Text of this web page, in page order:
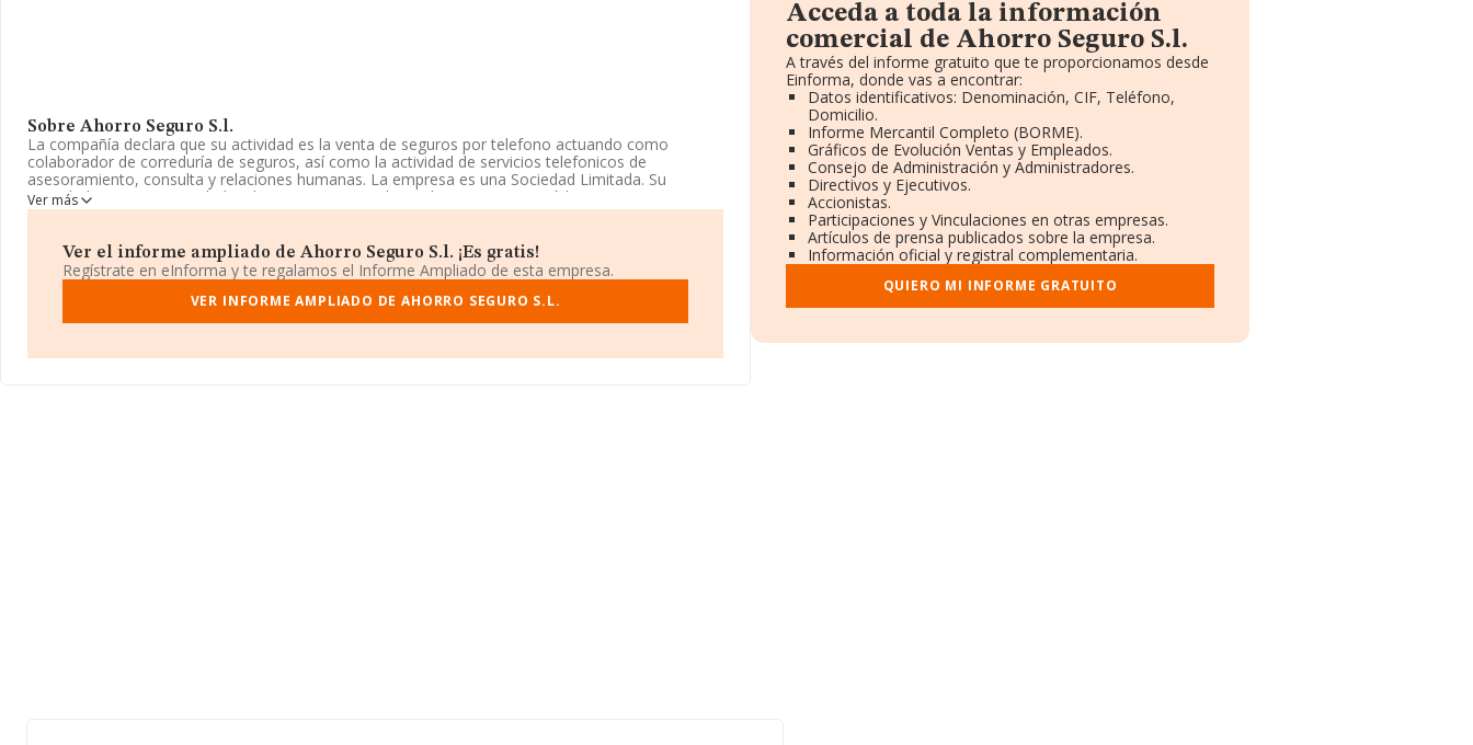
Sobre Ahorro Seguro S.l.
La compañía declara que su actividad es la venta de seguros por telefono actuando como
colaborador de correduría de seguros, así como la actividad de servicios telefonicos de
asesoramiento, consulta y relaciones humanas. La empresa es una Sociedad Limitada. Su
actividad CNAE es 'Actividades de agentes y corredores de seguros' con código 6622. La
compañía no tiene actividad en mercados exteriores.
La empresa Ahorro Seguro S.L, CIF B61842316, se encuentra en Calle Navarra núm. 6, (08014),
en el municipio de Barcelona, Cataluña.
Con los datos a disposición de INFORMA sobre 17.872 empresas pertenecientes al sector, la
facturación en el ámbito nacional alcanza los 5.569 millones de euros y se estima que el
información de interés en el ámbito sectorial, la media de empleados de las empresas es de 3. La
Ver más
Ver el informe ampliado de Ahorro Seguro S.l. ¡Es gratis!
Regístrate en eInforma y te regalamos el Informe Ampliado de esta empresa.
VER INFORME AMPLIADO DE AHORRO SEGURO S.L.
Acceda a toda la información
comercial de Ahorro Seguro S.l.
A través del informe gratuito que te proporcionamos desde
Einforma, donde vas a encontrar:
Datos identificativos: Denominación, CIF, Teléfono,
Domicilio.
Informe Mercantil Completo (BORME).
Gráficos de Evolución Ventas y Empleados.
Consejo de Administración y Administradores.
Directivos y Ejecutivos.
Accionistas.
Participaciones y Vinculaciones en otras empresas.
Artículos de prensa publicados sobre la empresa.
Información oficial y registral complementaria.
QUIERO MI INFORME GRATUITO